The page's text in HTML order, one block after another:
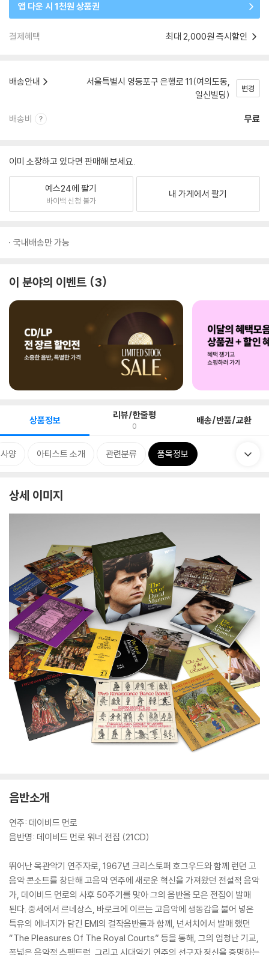
앱 다운 시 1천원 상품권
결제혜택 최대 2,000원 즉시할인
배송안내
서울특별시 영등포구 은행로 11(여의도동,
일신빌딩)
변경
배송비 무료
이미 소장하고 있다면 판매해 보세요.
예스24에 팔기
바이백 신청 불가
내 가게에서 팔기
국내배송만 가능
이 분야의 이벤트 3
상품정보 리뷰/한줄평
0 배송/반품/교환
사양 아티스트 소개 관련분류 품목정보
상세 이미지
음반소개
연주: 데이비드 먼로
음반명: 데이비드 먼로 워너 전집 (21CD)
뛰어난 목관악기 연주자로, 1967년 크리스토퍼 호그우드와 함께 런던 고
음악 콘소트를 창단해 고음악 연주에 새로운 혁신을 가져왔던 전설적 음악
가, 데이비드 먼로의 사후 50주기를 맞아 그의 음반을 모은 전집이 발매
된다. 중세에서 르네상스, 바로크에 이르는 고음악에 생동감을 불어 넣은
특유의 에너지가 담긴 EMI의 걸작음반들과 함께, 넌서치에서 발매 했던
“The Pleasures Of The Royal Courts” 등을 통해, 그의 엄청난 기교,
폭넓은 음악적 스펙트럼, 그리고 시대악기 연주의 선구자 정신을 증명하는